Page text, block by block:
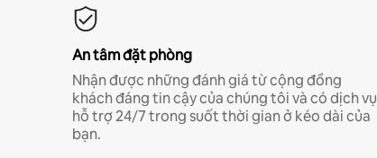
An tâm đặt phòng
Nhận được những đánh giá từ cộng đồng
khách đáng tin cậy của chúng tôi và có dịch vụ
hỗ trợ 24/7 trong suốt thời gian ở kéo dài của
bạn.